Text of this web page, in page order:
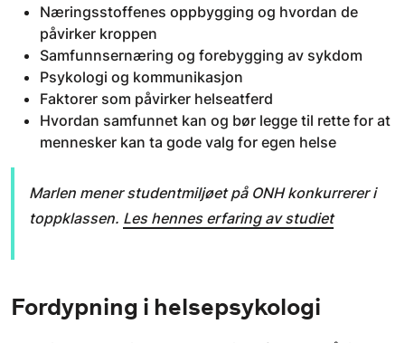
Næringsstoffenes oppbygging og hvordan de
påvirker kroppen
Samfunnsernæring og forebygging av sykdom
Psykologi og kommunikasjon
Faktorer som påvirker helseatferd
Hvordan samfunnet kan og bør legge til rette for at
mennesker kan ta gode valg for egen helse
Marlen mener studentmiljøet på ONH konkurrerer i
toppklassen. Les hennes erfaring av studiet
Fordypning i helsepsykologi